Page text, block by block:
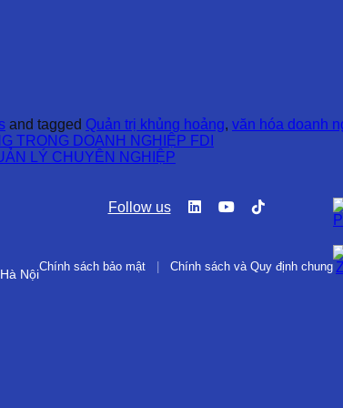
and tagged Quản trị khủng hoảng, văn hóa doanh
TRONG DOANH NGHIỆP FDI
LÝ CHUYÊN NGHIỆP
Nội
Follow us
Chính sách bảo mật Chính sách và Quy định chung